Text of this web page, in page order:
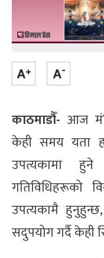
काठमाडौँ- आज
केही समय यता
उपत्यकामा हुने
गतिविधिहरूको
उपत्यकामै
सदुपयोग गर्दै केही